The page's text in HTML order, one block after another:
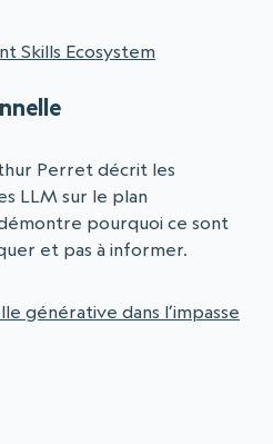
Skills Ecosystem
Perret décrit les
LLM sur le plan
pourquoi ce sont
et pas à informer.
générative dans l’impasse